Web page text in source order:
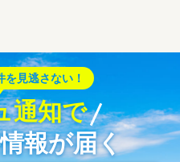
を見逃さない！
通知で
報が届く